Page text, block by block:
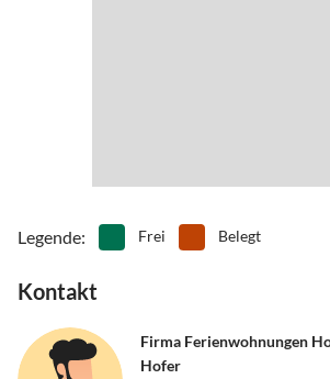
Legende: Frei Belegt
Kontakt
Firma Ferienwohnungen
Hofer